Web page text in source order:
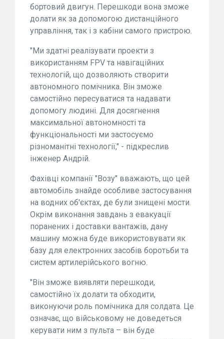
бортовий двигун. Перешкоди вона зможе
долати як за допомогою дистанційного
управління, так і з кабіни самого пристрою.
"Ми здатні реалізувати проекти з
використанням FPV та навігаційних
технологій, що дозволяють створити
автономного помічника. Він зможе
самостійно пересуватися та надавати
допомогу людині. Для досягнення
максимальної автономності та
функціональності ми застосуємо
різноманітні технології," - підкреслив
інженер Андрій.
Фахівці компанії "Возу" вважають, що цей
автомобіль знайде особливе застосування
на водних об'єктах, де були знищені мости.
Окрім виконання завдань з евакуації
поранених і доставки вантажів, дану
машину можна буде використовувати як
базу для електронних засобів боротьби та
систем артилерійського вогню.
"Він зможе виявляти перешкоди,
самостійно їх долати та обходити,
виконуючи роль помічника для солдата. Це
означає, що військовому не доведеться
керувати ним з пульта – він буде